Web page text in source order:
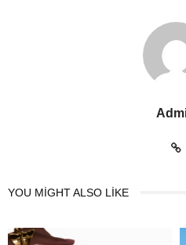
YOU MIGHT ALSO LIKE